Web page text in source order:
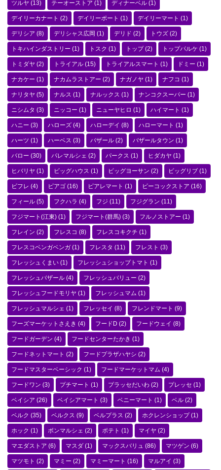
ツルヤ (13) テーオーストア (1) ディナーベル (1)
デイリーカナート (2) デイリーポート (1) デイリーマート (1)
デリシア (8) デリシャス広岡 (1) デリド (2) トウズ (2)
トキハインダストリー (1) トスク (1) トップ(2) トップパルケ (1)
トミダヤ (2) トライアル (15) トライアルスマート (1) ドミー (1)
ナカケー (1) ナカムラストアー (2) ナガノヤ (1) ナフコ (1)
ナリタヤ (5) ナルス (1) ナルックス (1) ナンコクスーパー (1)
ニシムタ (3) ニッコー (1) ニューヤヒロ (1) ハイマート (1)
ハニー (3) ハローズ (4) ハローデイ (8) ハローマート (1)
ハーツ (1) ハーベス (3) バザール (2) バザールタウン (1)
バロー (30) パレマルシェ (2) パークス (1) ヒダカヤ (1)
ヒバリヤ (1) ビッグハウス (1) ビッグヨーサン (2) ビッグリブ (1)
ビフレ (4) ピアゴ (16) ピアレマート (1) ピーコックストア (16)
フィール (5) フクハラ (4) フジ (11) フジグラン (11)
フジマート(江東) (1) フジマート(群馬) (3) フルノストアー (1)
フレイン (2) フレスコ (8) フレスコキクチ (1)
フレスコベンガベンガ (1) フレスタ (11) フレスト (3)
フレッシュくまい (1) フレッシュショップトマト (1)
フレッシュバザール (4) フレッシュバリュー (2)
フレッシュフードモリヤ (1) フレッシュマム (1)
フレッシュマルシェ (1) フレッセイ (8) フレンドマート (9)
フーズマーケットさえき (4) フードD (2) フードウェイ (8)
フードガーデン (4) フードセンターたかき (1)
フードネットマート (2) フードプラザハヤシ (2)
フードマスターベーシック (1) フードマーケットマム (4)
フードワン (3) プチマート (1) プラッセだいわ (2) プレッセ (1)
ベイシア (26) ベイシアマート (3) ベニーマート (1) ベル (2)
ベルク (35) ベルクス (9) ベルプラス (2) ホクレンショップ(1)
ホック (1) ボンマルシェ (2) ポテト (1) マイヤ (2)
マエダストア (6) マスダ (1) マックスバリュ (86) マツゲン (6)
マツモト (2) マミー (2) マミーマート (16) マルアイ (3)